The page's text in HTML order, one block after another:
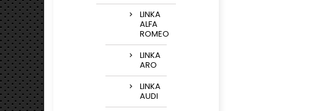
LINKA
ALFA
ROMEO
LINKA
ARO
LINKA
AUDI